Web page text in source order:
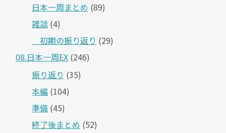
日本一周まとめ (89)
雑談 (4)
＿初期の振り返り (29)
08.日本一周EX (246)
振り返り (35)
本編 (104)
準備 (45)
終了後まとめ (52)